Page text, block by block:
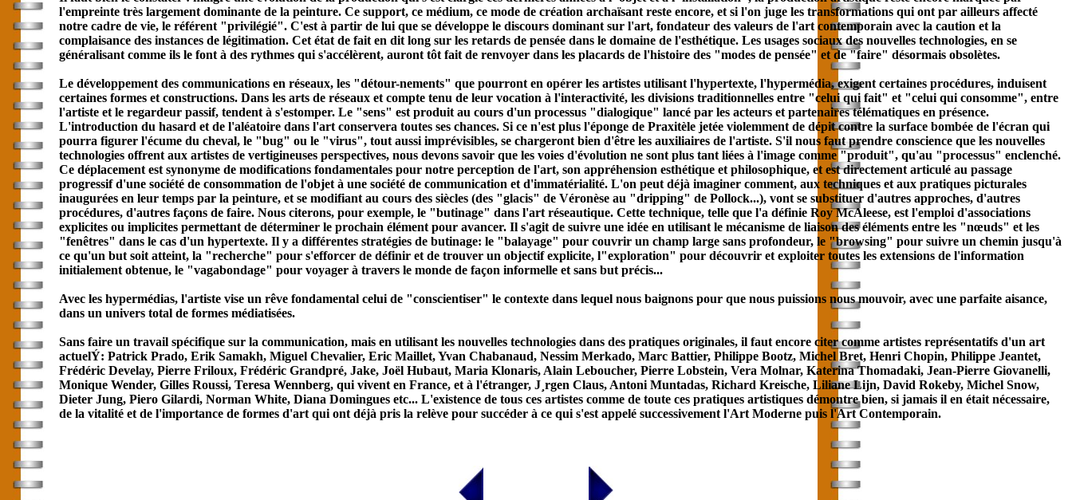
l'empreinte très largement dominante de la peinture. Ce support, ce médium, ce mode de création archaïsant reste encore, et si l'on juge les transformations qui ont par ailleurs affecté
notre cadre de vie, le référent "privilégié". C'est à partir de lui que se développe le discours dominant sur l'art, fondateur des valeurs de l'art contemporain avec la caution et la
complaisance des instances de légitimation. Cet état de fait en dit long sur les retards de pensée dans le domaine de l'esthétique. Les usages sociaux des nouvelles technologies, en se
généralisant comme ils le font à des rythmes qui s'accélèrent, auront tôt fait de renvoyer dans les placards de l'histoire des "modes de pensée" et de "faire" désormais obsolètes.
Le développement des communications en réseaux, les "détour-nements" que pourront en opérer les artistes utilisant l'hypertexte, l'hypermédia, exigent certaines procédures, induisent
certaines formes et constructions. Dans les arts de réseaux et compte tenu de leur vocation à l'interactivité, les divisions traditionnelles entre "celui qui fait" et "celui qui consomme", entre
l'artiste et le regardeur passif, tendent à s'estomper. Le "sens" est produit au cours d'un processus "dialogique" lancé par les acteurs et partenaires télématiques en présence.
L'introduction du hasard et de l'aléatoire dans l'art conservera toutes ses chances. Si ce n'est plus l'éponge de Praxitèle jetée violemment de dépit contre la surface bombée de l'écran qui
pourra figurer l'écume du cheval, le "bug" ou le "virus", tout aussi imprévisibles, se chargeront bien d'être les auxiliaires de l'artiste. S'il nous faut prendre conscience que les nouvelles
technologies offrent aux artistes de vertigineuses perspectives, nous devons savoir que les voies d'évolution ne sont plus tant liées à l'image comme "produit", qu'au "processus" enclenché.
Ce déplacement est synonyme de modifications fondamentales pour notre perception de l'art, son appréhension esthétique et philosophique, et est directement articulé au passage
progressif d'une société de consommation de l'objet à une société de communication et d'immatérialité. L'on peut déjà imaginer comment, aux techniques et aux pratiques picturales
inaugurées en leur temps par la peinture, et se modifiant au cours des siècles (des "glacis" de Véronèse au "dripping" de Pollock...), vont se substituer d'autres approches, d'autres
procédures, d'autres façons de faire. Nous citerons, pour exemple, le "butinage" dans l'art réseautique. Cette technique, telle que l'a définie Roy McAleese, est l'emploi d'associations
explicites ou implicites permettant de déterminer le prochain élément pour avancer. Il s'agit de suivre une idée en utilisant le mécanisme de liaison des éléments entre les "nœuds" et les
"fenêtres" dans le cas d'un hypertexte. Il y a différentes stratégies de butinage: le "balayage" pour couvrir un champ large sans profondeur, le "browsing" pour suivre un chemin jusqu'à
ce qu'un but soit atteint, la "recherche" pour s'efforcer de définir et de trouver un objectif explicite, l"exploration" pour découvrir et exploiter toutes les extensions de l'information
initialement obtenue, le "vagabondage" pour voyager à travers le monde de façon informelle et sans but précis...
Avec les hypermédias, l'artiste vise un rêve fondamental celui de "conscientiser" le contexte dans lequel nous baignons pour que nous puissions nous mouvoir, avec une parfaite aisance,
dans un univers total de formes médiatisées.
Sans faire un travail spécifique sur la communication, mais en utilisant les nouvelles technologies dans des pratiques originales, il faut encore citer comme artistes représentatifs d'un art
actuelÝ: Patrick Prado, Erik Samakh, Miguel Chevalier, Eric Maillet, Yvan Chabanaud, Nessim Merkado, Marc Battier, Philippe Bootz, Michel Bret, Henri Chopin, Philippe Jeantet,
Frédéric Develay, Pierre Friloux, Frédéric Grandpré, Jake, Joël Hubaut, Maria Klonaris, Alain Leboucher, Pierre Lobstein, Vera Molnar, Katerina Thomadaki, Jean-Pierre Giovanelli,
Monique Wender, Gilles Roussi, Teresa Wennberg, qui vivent en France, et à l'étranger, J¸rgen Claus, Antoni Muntadas, Richard Kreische, Liliane Lijn, David Rokeby, Michel Snow,
Dieter Jung, Piero Gilardi, Norman White, Diana Domingues etc... L'existence de tous ces artistes comme de toute ces pratiques artistiques démontre bien, si jamais il en était nécessaire,
de la vitalité et de l'importance de formes d'art qui ont déjà pris la relève pour succéder à ce qui s'est appelé successivement l'Art Moderne puis l'Art Contemporain.